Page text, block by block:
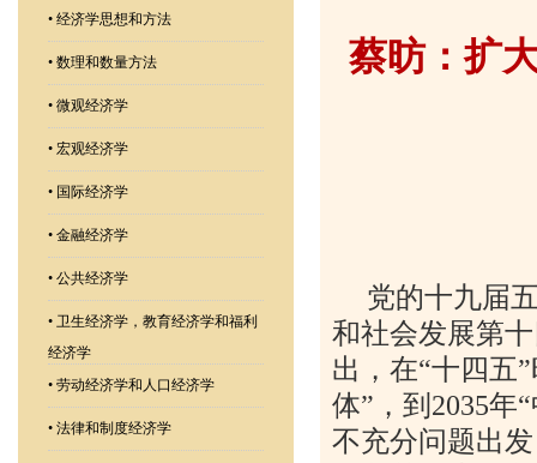
• 经济学思想和方法
• 数理和数量方法
• 微观经济学
• 宏观经济学
• 国际经济学
• 金融经济学
• 公共经济学
• 卫生经济学，教育经济学和福利
经济学
• 劳动经济学和人口经济学
• 法律和制度经济学
蔡昉：扩
党的十九届
和社会发展第
出，在“十四五
体”，到 2035年
不充分问题出